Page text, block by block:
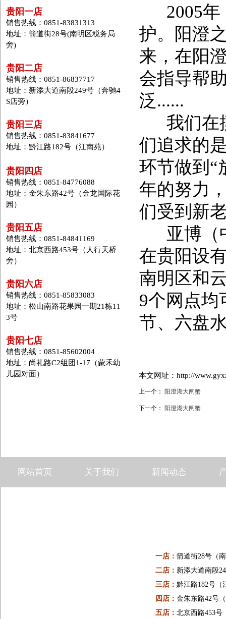
贵阳一店
销售热线：0851-83831313
地址：箭道街28号(南明区税务局
旁)
贵阳二店
销售热线：0851-86837717
地址：新添大道南段249号（奔驰4
S店旁）
贵阳三店
销售热线：0851-83841677
地址：黔江路182号（江南苑）
贵阳四店
销售热线：0851-84776088
地址：金朱东路42号（金龙国际花
园）
贵阳五店
销售热线：0851-84841169
地址：北京西路453号（人行天桥
旁）
贵阳六店
销售热线：0851-85833083
地址：松山南路花果园一期21栋11
3号
贵阳七店
销售热线：0851-85602004
地址：尚礼路C2组团1-17（蒙禾幼
儿园对面）
2005年
护。阳澄
来，在阳
会指导帮
泛......
我们在
们追求的
环节做到“
年的努力
们受到新
亚博（
在贵阳设
南明区和
9个网点均
节、六
本文网址：http://
上一个： 阳澄湖大闸蟹
下一个： 阳澄湖大闸蟹
网站首页 关于我们 新闻动态
一店： 箭道街28号（
二店： 新添大道南段
三店： 黔江路182号（
四店： 金朱东路42号
五店： 北京西路453号